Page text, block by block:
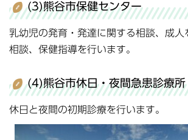
(3)熊谷市保健センター
乳幼児の発育・発達に関する相談、成人
相談、保健指導を行います。
(4)熊谷市休日・夜間急患診療所
休日と夜間の初期診療を行います。